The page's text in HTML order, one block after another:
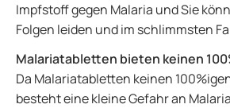
Impfstoff gegen Malaria und Sie
Folgen leiden und im schlimmsten
Malariatabletten bieten keinen
Da Malariatabletten keinen
besteht eine kleine Gefahr an